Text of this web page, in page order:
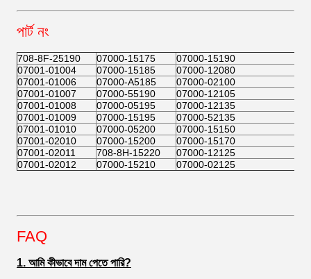
পার্ট নং
708-8F-25190 07000-15175
07000-15190
07001-01004
07000-15185
07000-12080
07001-01006
07000-A5185
07000-02100
07001-01007
07000-55190
07000-12105
07001-01008
07000-05195
07000-12135
07001-01009
07000-15195
07000-52135
07001-01010
07000-05200
07000-15150
07001-02010
07000-15200
07000-15170
07001-02011
708-8H-15220
07000-12125
07001-02012
07000-15210 07000-02125
FAQ
1. আমি কীভাবে দাম পেতে পারি?